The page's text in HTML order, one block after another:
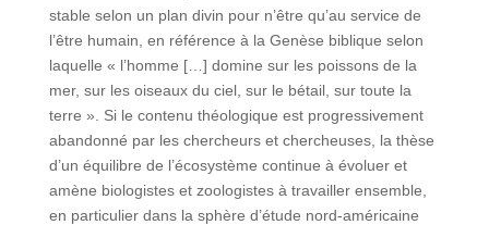
stable selon un plan divin pour n’être qu’au service de
l’être humain, en référence à la Genèse biblique selon
laquelle « l’homme […] domine sur les poissons de la
mer, sur les oiseaux du ciel, sur le bétail, sur toute la
terre ». Si le contenu théologique est progressivement
abandonné par les chercheurs et chercheuses, la thèse
d’un équilibre de l’écosystème continue à évoluer et
amène biologistes et zoologistes à travailler ensemble,
en particulier dans la sphère d’étude nord-américaine